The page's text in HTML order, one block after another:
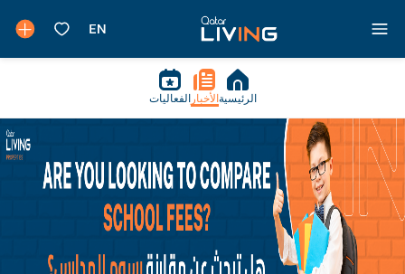
الرئيسية الأخبار الفعاليات